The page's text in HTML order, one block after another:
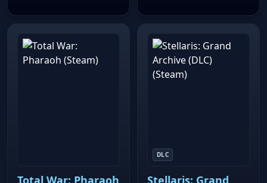
Total War: Pharaoh
DLC
Stellaris: Grand